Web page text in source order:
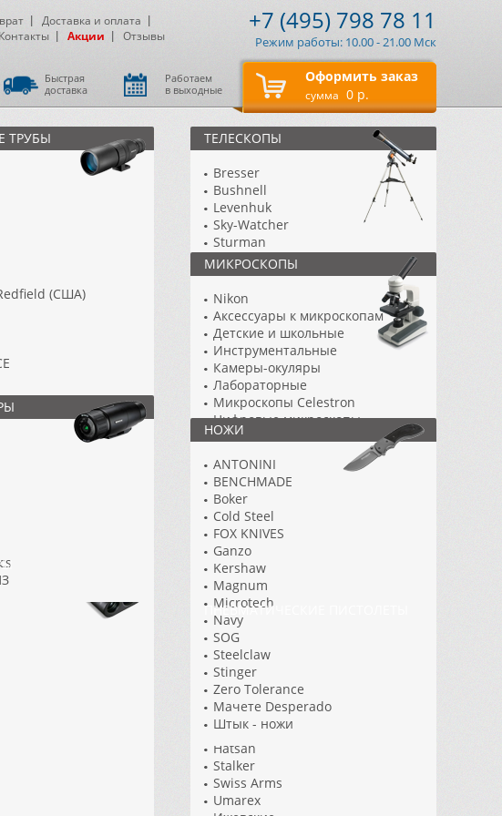
Оформить заказ
сумма 0 р.
Доставка и оплата
Контакты Акции Отзывы
+7 (495) 798 78 11
Режим работы: 10.00 - 21.00 Мск
Быстрая
доставка
Работаем
в выходные
ПНЕВМАТИЧЕСКИЕ ПИСТОЛЕТЫ
ASG
Borner
Crosman
CyberGUN
Gamo
Gletcher
Hatsan
Stalker
Swiss Arms
Umarex
ТРУБЫ
(США)
ТЕЛЕСКОПЫ
Bresser
Bushnell
Levenhuk
Sky-Watcher
Sturman
Аксессуары к телескопам
ТАЛ
Телескопы Celestron
Телескопы Meade
Телескопы Vixen
МИКРОСКОПЫ
Nikon
Аксессуары к микроскопам
Детские и школьные
Инструментальные
Камеры-окуляры
Лабораторные
Микроскопы Celestron
Цифровые микроскопы
НОЖИ
ANTONINI
BENCHMADE
Boker
Cold Steel
FOX KNIVES
Ganzo
Kershaw
Magnum
Microtech
Navy
SOG
Steelclaw
Stinger
Zero Tolerance
Мачете Desperado
Штык - ножи